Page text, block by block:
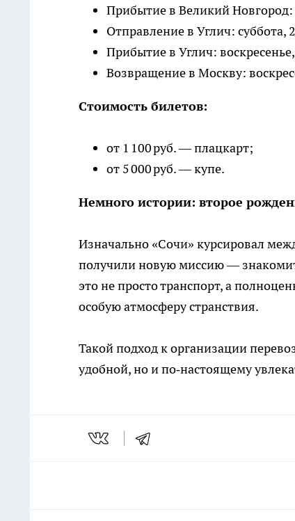
Прибытие в Великий Новгород:
Отправление в Углич: суббота,
Прибытие в Углич:
Возвращение в Москву:
Стоимость билетов:
от 1 100 руб. — плацкарт;
от 5 000 руб. — купе.
Немного истории: второе
Изначально «Сочи» курсировал
получили новую миссию —
это не просто транспорт, а
особую атмосферу странствия.
Такой подход к организации
удобной, но и по‑настоящему